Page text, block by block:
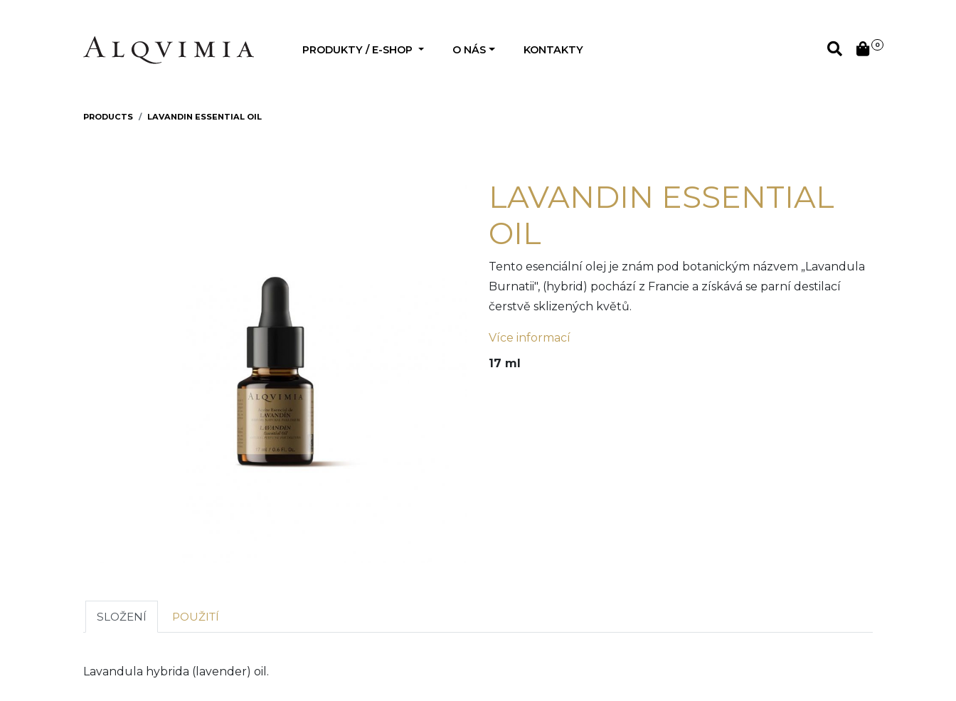
PRODUKTY / E-SHOP O NÁS KONTAKTY 0
PRODUCTS LAVANDIN ESSENTIAL OIL
LAVANDIN ESSENTIAL
OIL
Tento esenciální olej je znám pod botanickým názvem „Lavandula
Burnatii", (hybrid) pochází z Francie a získává se parní destilací
čerstvě sklizených květů.
Více informací
17 ml
SLOŽENÍ POUŽITÍ
Lavandula hybrida (lavender) oil.